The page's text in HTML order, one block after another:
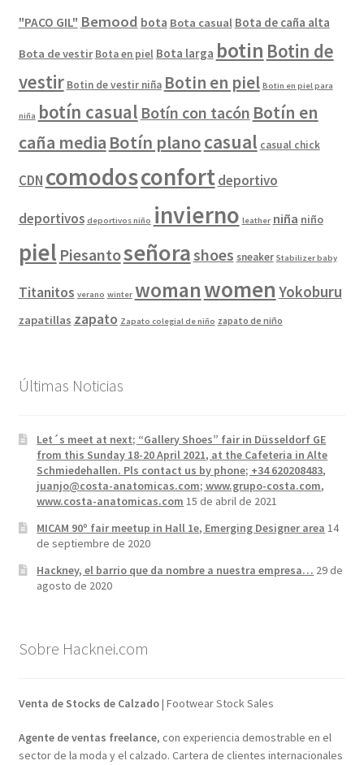
"PACO GIL" Bemood bota Bota casual Bota de caña alta
Bota de vestir Bota en piel Bota larga botin Botin de
vestir Botin de vestir niña Botin en piel Botin en piel para
niña botín casual Botín con tacón Botín en
caña media Botín planocasual casual chick
CDN comodosconfortdeportivo
deportivos deportivos niño invierno leather niña niño
piel Piesantoseñorashoes sneaker Stabilizer baby
Titanitos verano winter womanwomen Yokoburu
zapatillas zapato Zapato colegial de niño zapato de niño
Últimas Noticias
Let´s meet at next; “Gallery Shoes” fair in Düsseldorf GE
from this Sunday 18-20 April 2021, at the Cafeteria in Alte
Schmiedehallen. Pls contact us by phone; +34 620208483,
juanjo@costa-anatomicas.com; www.grupo-costa.com,
www.costa-anatomicas.com 15 de abril de 2021
MICAM 90º fair meetup in Hall 1e, Emerging Designer area 14
de septiembre de 2020
Hackney, el barrio que da nombre a nuestra empresa… 29 de
agosto de 2020
Sobre Hacknei.com
Venta de Stocks de Calzado| Footwear Stock Sales
Agente de ventas freelance, con experiencia demostrable en el
sector de la moda y el calzado. Cartera de clientes internacionales